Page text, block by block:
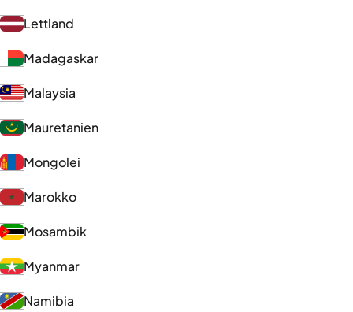
Lettland
Madagaskar
Malaysia
Mauretanien
Mongolei
Marokko
Mosambik
Myanmar
Namibia